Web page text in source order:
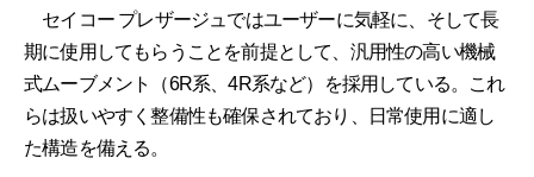
セイコー プレザージュではユーザーに気軽に、そして長
期に使用してもらうことを前提として、汎用性の高い機械
式ムーブメント（6R系、4R系など）を採用している。これ
らは扱いやすく整備性も確保されており、日常使用に適し
た構造を備える。